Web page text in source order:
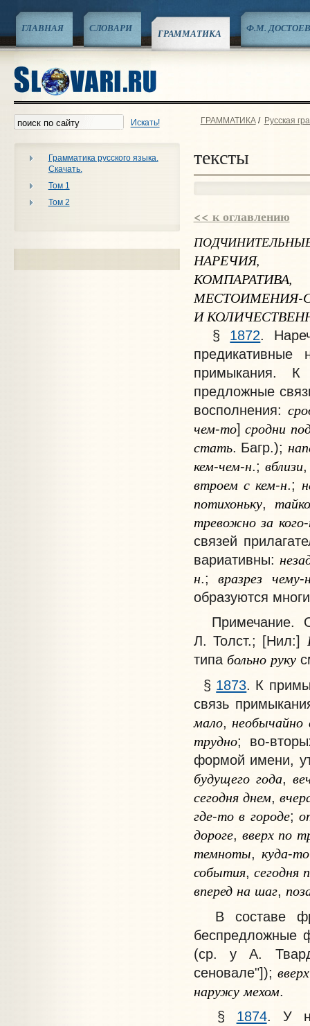
ГЛАВНАЯ СЛОВАРИ ГРАММАТИКА Ф.М.
Искать!
Грамматика русского языка.
Скачать.
Том 1
Том 2
ГРАММАТИКА/ Русская
тексты
<< к оглавлению
НАРЕЧИЯ,
КОМПАРАТИВА,
МЕСТОИМЕНИЯ-
И
§ 1872.
примыкания. К
предложные
восполнения:
чем-то]сродни
стать. Багр.);
кем-чем-н.;вблизи
втроем с кем-н.;
потихоньку,
тревожно за кого-
связей
вариативны:
н.;вразрез чему-
образуются
Примечание.
Л. Толст.; [Нил:]
типа больно руку
§ 1873. К
связь
мало, необычайно
трудно; во-
формой имени,
будущего года,
сегодня днем,
где-то в городе;
дороге, вверх по
темноты,куда-то
события, сегодня
вперед на шаг,
В составе
беспредложные
(ср. у А.
сеновале"]); вверх
наружу мехом.
§ 1874. У